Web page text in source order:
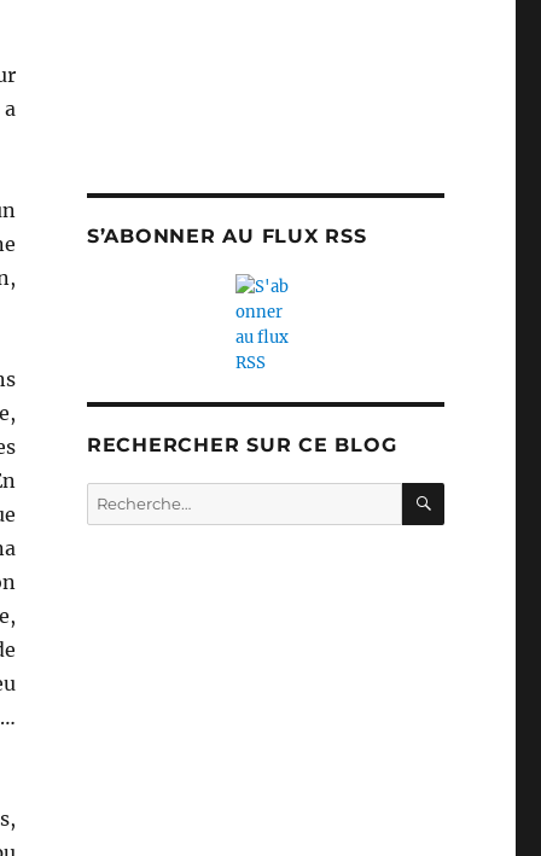
S’ABONNER AU FLUX RSS
RECHERCHER SUR CE BLOG
Recherche
pour :